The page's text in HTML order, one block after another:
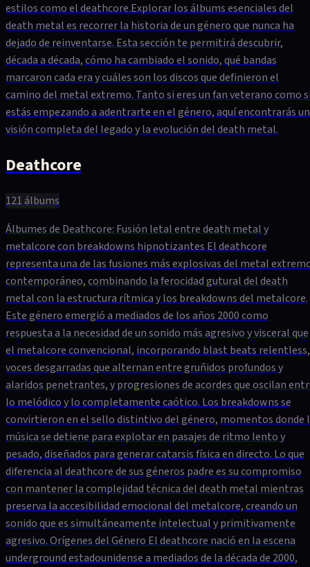
estilos como el deathcore.Explorar los álbums esenciales del
death metal es recorrer la historia de un género que nunca ha
dejado de reinventarse. Esta sección te permitirá descubrir,
década a década, cómo ha cambiado el sonido, qué bandas
marcaron cada era y cuáles son los discos que definieron el
camino del metal extremo. Tanto si eres un fan veterano como
estás empezando a adentrarte en el género, aquí encontrarás
visión completa del legado y la evolución del death metal.
Deathcore
121álbums
Álbumes de Deathcore: Fusión letal entre death metal y
metalcore con breakdowns hipnotizantes El deathcore
representa una de las fusiones más explosivas del metal
contemporáneo, combinando la ferocidad gutural del death
metal con la estructura rítmica y los breakdowns del metalcore.
Este género emergió a mediados de los años 2000 como
respuesta a la necesidad de un sonido más agresivo y visceral que
el metalcore convencional, incorporando blast beats relentless,
voces desgarradas que alternan entre gruñidos profundos y
alaridos penetrantes, y progresiones de acordes que oscilan
lo melódico y lo completamente caótico. Los breakdowns se
convirtieron en el sello distintivo del género, momentos donde
música se detiene para explotar en pasajes de ritmo lento y
pesado, diseñados para generar catarsis física en directo. Lo que
diferencia al deathcore de sus géneros padre es su compromiso
con mantener la complejidad técnica del death metal mientras
preserva la accesibilidad emocional del metalcore, creando un
sonido que es simultáneamente intelectual y primitivamente
agresivo. Orígenes del Género El deathcore nació en la escena
underground estadounidense a mediados de la década de 2000,